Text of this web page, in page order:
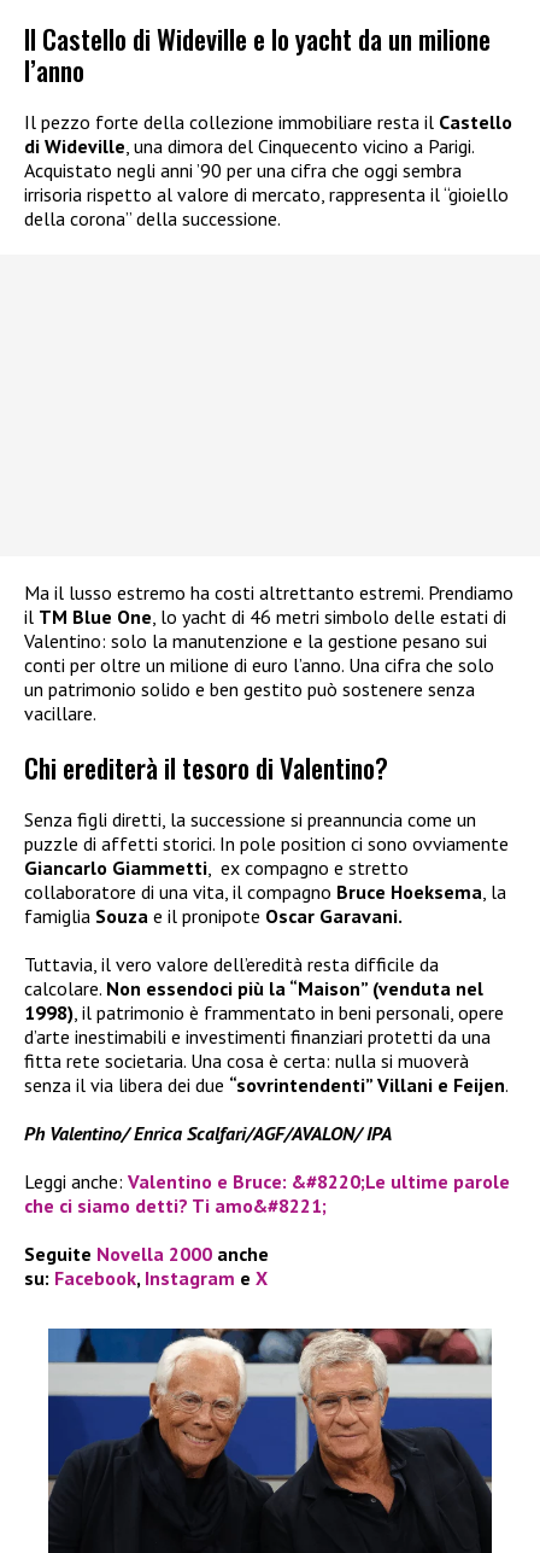
Il Castello di Wideville e lo yacht da un milione
l’anno
Il pezzo forte della collezione immobiliare resta il Castello
di Wideville , una dimora del Cinquecento vicino a Parigi.
Acquistato negli anni ’90 per una cifra che oggi sembra
irrisoria rispetto al valore di mercato, rappresenta il “gioiello
della corona” della successione.
Ma il lusso estremo ha costi altrettanto estremi. Prendiamo
il TM Blue One , lo yacht di 46 metri simbolo delle estati di
Valentino: solo la manutenzione e la gestione pesano sui
conti per oltre un milione di euro l’anno. Una cifra che solo
un patrimonio solido e ben gestito può sostenere senza
vacillare.
Chi erediterà il tesoro di Valentino?
Senza figli diretti, la successione si preannuncia come un
puzzle di affetti storici. In pole position ci sono ovviamente
Giancarlo Giammetti , ex compagno e stretto
collaboratore di una vita, il compagno Bruce Hoeksema , la
famiglia Souza e il pronipote Oscar Garavani.
Tuttavia, il vero valore dell’eredità resta difficile da
calcolare. Non essendoci più la “Maison” (venduta nel
1998) , il patrimonio è frammentato in beni personali, opere
d’arte inestimabili e investimenti finanziari protetti da una
fitta rete societaria. Una cosa è certa: nulla si muoverà
senza il via libera dei due “sovrintendenti” Villani e Feijen.
Ph Valentino/ Enrica Scalfari/AGF/AVALON/ IPA
Leggi anche: Valentino e Bruce: &#8220;Le ultime parole
che ci siamo detti? Ti amo&#8221;
Seguite Novella 2000 anche
su: Facebook, Instagram e X